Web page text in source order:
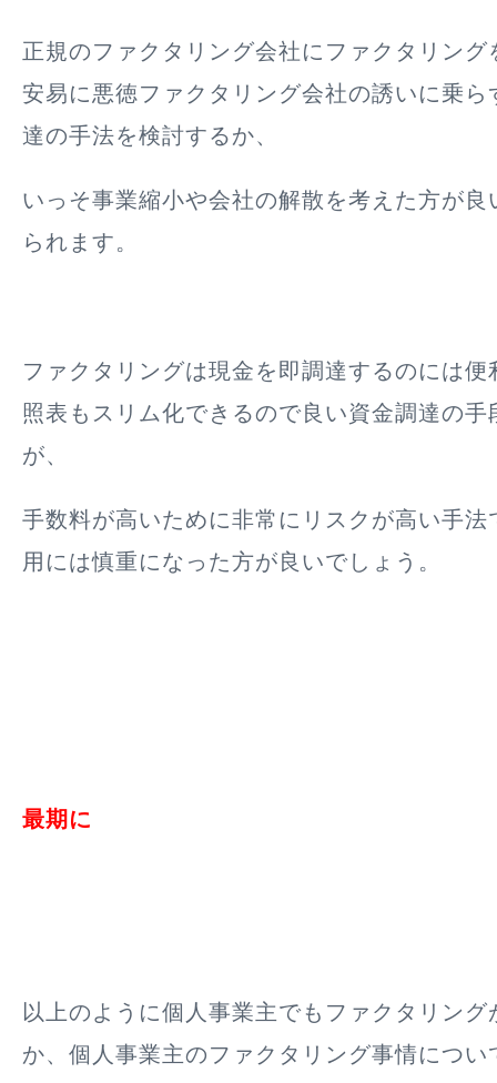
正規のファクタリング会社にファクタリング
安易に悪徳ファクタリング会社の誘いに乗ら
達の手法を検討するか、
いっそ事業縮小や会社の解散を考えた方が良
られます。
ファクタリングは現金を即調達するのには
照表もスリム化できるので良い資金調達の手
が、
手数料が高いために非常にリスクが高い手法
用には慎重になった方が良いでしょう 。
最期に
以上のように個人事業主でもファクタリング
か、個人事業主のファクタリング事情につい